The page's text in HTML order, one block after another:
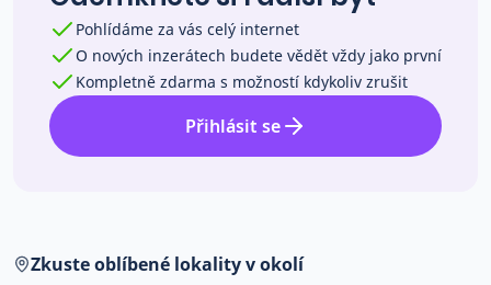
Okamžitý výkup
Přehled realitních makléřů
Pohlídáme za vás celý internet
O nových inzerátech budete vědět vždy jako první
Kompletně zdarma s možností kdykoliv zrušit
Přihlásit se
Zkuste oblíbené lokality v okolí